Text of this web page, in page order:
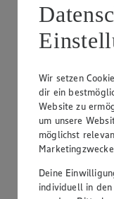
Wir setzen
dir ein
Website zu
um unsere
möglichst
Deine
individuell in